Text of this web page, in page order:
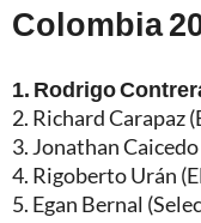
Colombia
1. Rodrigo
2. Richard Carapaz
3. Jonathan
4. Rigoberto Urán
5. Egan Bernal